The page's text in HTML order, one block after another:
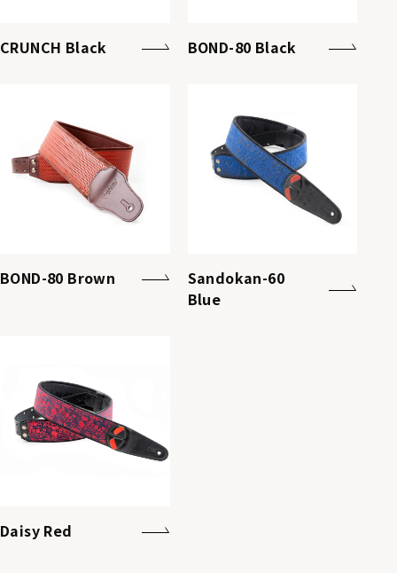
CRUNCH Black BOND-80 Black
BOND-80 Brown
Sandokan-60
Blue
Daisy Red